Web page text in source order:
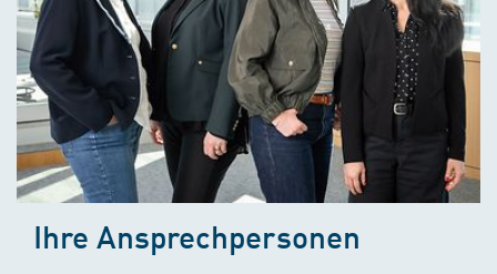
Ihre Ansprechpersonen